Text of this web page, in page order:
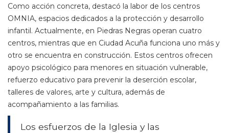
Como acción concreta, destacó la labor de los centros
OMNIA, espacios dedicados a la protección y desarrollo
infantil. Actualmente, en Piedras Negras operan cuatro
centros, mientras que en Ciudad Acuña funciona uno más y
otro se encuentra en construcción. Estos centros ofrecen
apoyo psicológico para menores en situación vulnerable,
refuerzo educativo para prevenir la deserción escolar,
talleres de valores, arte y cultura, además de
acompañamiento a las familias.
Los esfuerzos de la Iglesia y las